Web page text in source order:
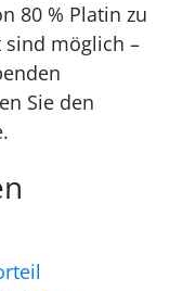
80 % Platin zu
sind möglich –
Sie den